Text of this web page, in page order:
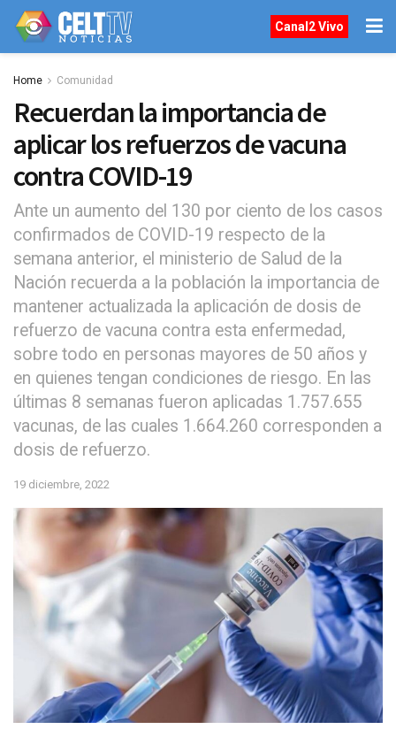
Canal2 Vivo
Home Comunidad
Recuerdan la importancia de
aplicar los refuerzos de vacuna
contra COVID-19
Ante un aumento del 130 por ciento de los casos
confirmados de COVID-19 respecto de la
semana anterior, el ministerio de Salud de la
Nación recuerda a la población la importancia de
mantener actualizada la aplicación de dosis de
refuerzo de vacuna contra esta enfermedad,
sobre todo en personas mayores de 50 años y
en quienes tengan condiciones de riesgo. En las
últimas 8 semanas fueron aplicadas 1.757.655
vacunas, de las cuales 1.664.260 corresponden a
dosis de refuerzo.
19 diciembre, 2022